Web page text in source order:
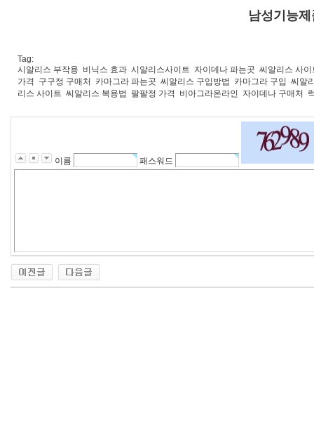
남성기능
Tag:
시알리스 부작용 비닉스 효과 시알리스사이트 자이데나 파는곳 씨알리스 사이
가격
구구정 구매처 카마그라 파는곳 씨알리스 구입방법 카마그라 구입 씨알
리스 사이트 씨알리스 복용법 팔팔정 가격 비아그라온라인 자이데나 구매처
이름 패스워드